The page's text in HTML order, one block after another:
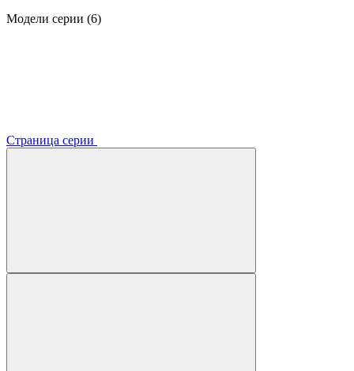
Модели серии (6)
Страница серии